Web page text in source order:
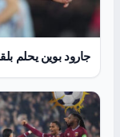
جارود بوين يحلم